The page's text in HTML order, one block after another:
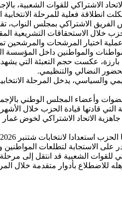
الاشتراكي للقوات الشعبية،
فعلية للمرحلة
الاشتراكي بمجلس النواب،
خلال الاستحقاقات التشريعية
اختيار المرشحات والمرشحين
والمواطنين داخل المؤسسة
عكست حجم التعبئة التي
النضالي والتنظيمي.
والسياسي، يدخل المرحلة
وأعضاء المجلس الوطني
التي قادتها قيادة الحزب خلال
الاتحاد الاشتراكي لخوض
على الاستجابة لتطلعات
للقوات الشعبية قد انتقل إلى
بأدوار متقدمة خلال